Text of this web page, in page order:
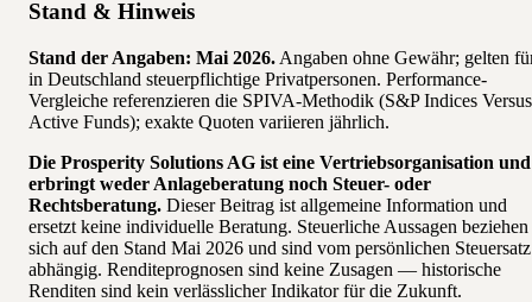
Stand & Hinweis
Stand der Angaben: Mai 2026. Angaben ohne Gewähr; gelten
in Deutschland steuerpflichtige Privatpersonen. Performance-
Vergleiche referenzieren die SPIVA-Methodik (S&P Indices Versus
Active Funds); exakte Quoten variieren jährlich.
Die Prosperity Solutions AG ist eine Vertriebsorganisation und
erbringt weder Anlageberatung noch Steuer- oder
Rechtsberatung. Dieser Beitrag ist allgemeine Information und
ersetzt keine individuelle Beratung. Steuerliche Aussagen beziehen
sich auf den Stand Mai 2026 und sind vom persönlichen Steuersatz
abhängig. Renditeprognosen sind keine Zusagen — historische
Renditen sind kein verlässlicher Indikator für die Zukunft.